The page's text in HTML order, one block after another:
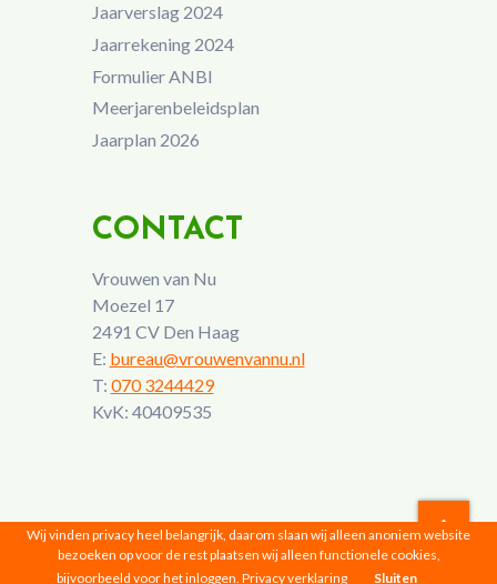
Jaarverslag 2024
Jaarrekening 2024
Formulier ANBI
Meerjarenbeleidsplan
Jaarplan 2026
CONTACT
Vrouwen van Nu
Moezel 17
2491 CV Den Haag
E: bureau@vrouwenvannu.nl
T: 070 3244429
KvK: 40409535
Vrouwen van Nu © 2026 |Privacyverklaring
Wij vinden privacy heel belangrijk, daarom slaan wij alleen anoniem website
bezoeken op voor de rest plaatsen wij alleen functionele cookies,
bijvoorbeeld voor het inloggen. Privacy verklaring Sluiten